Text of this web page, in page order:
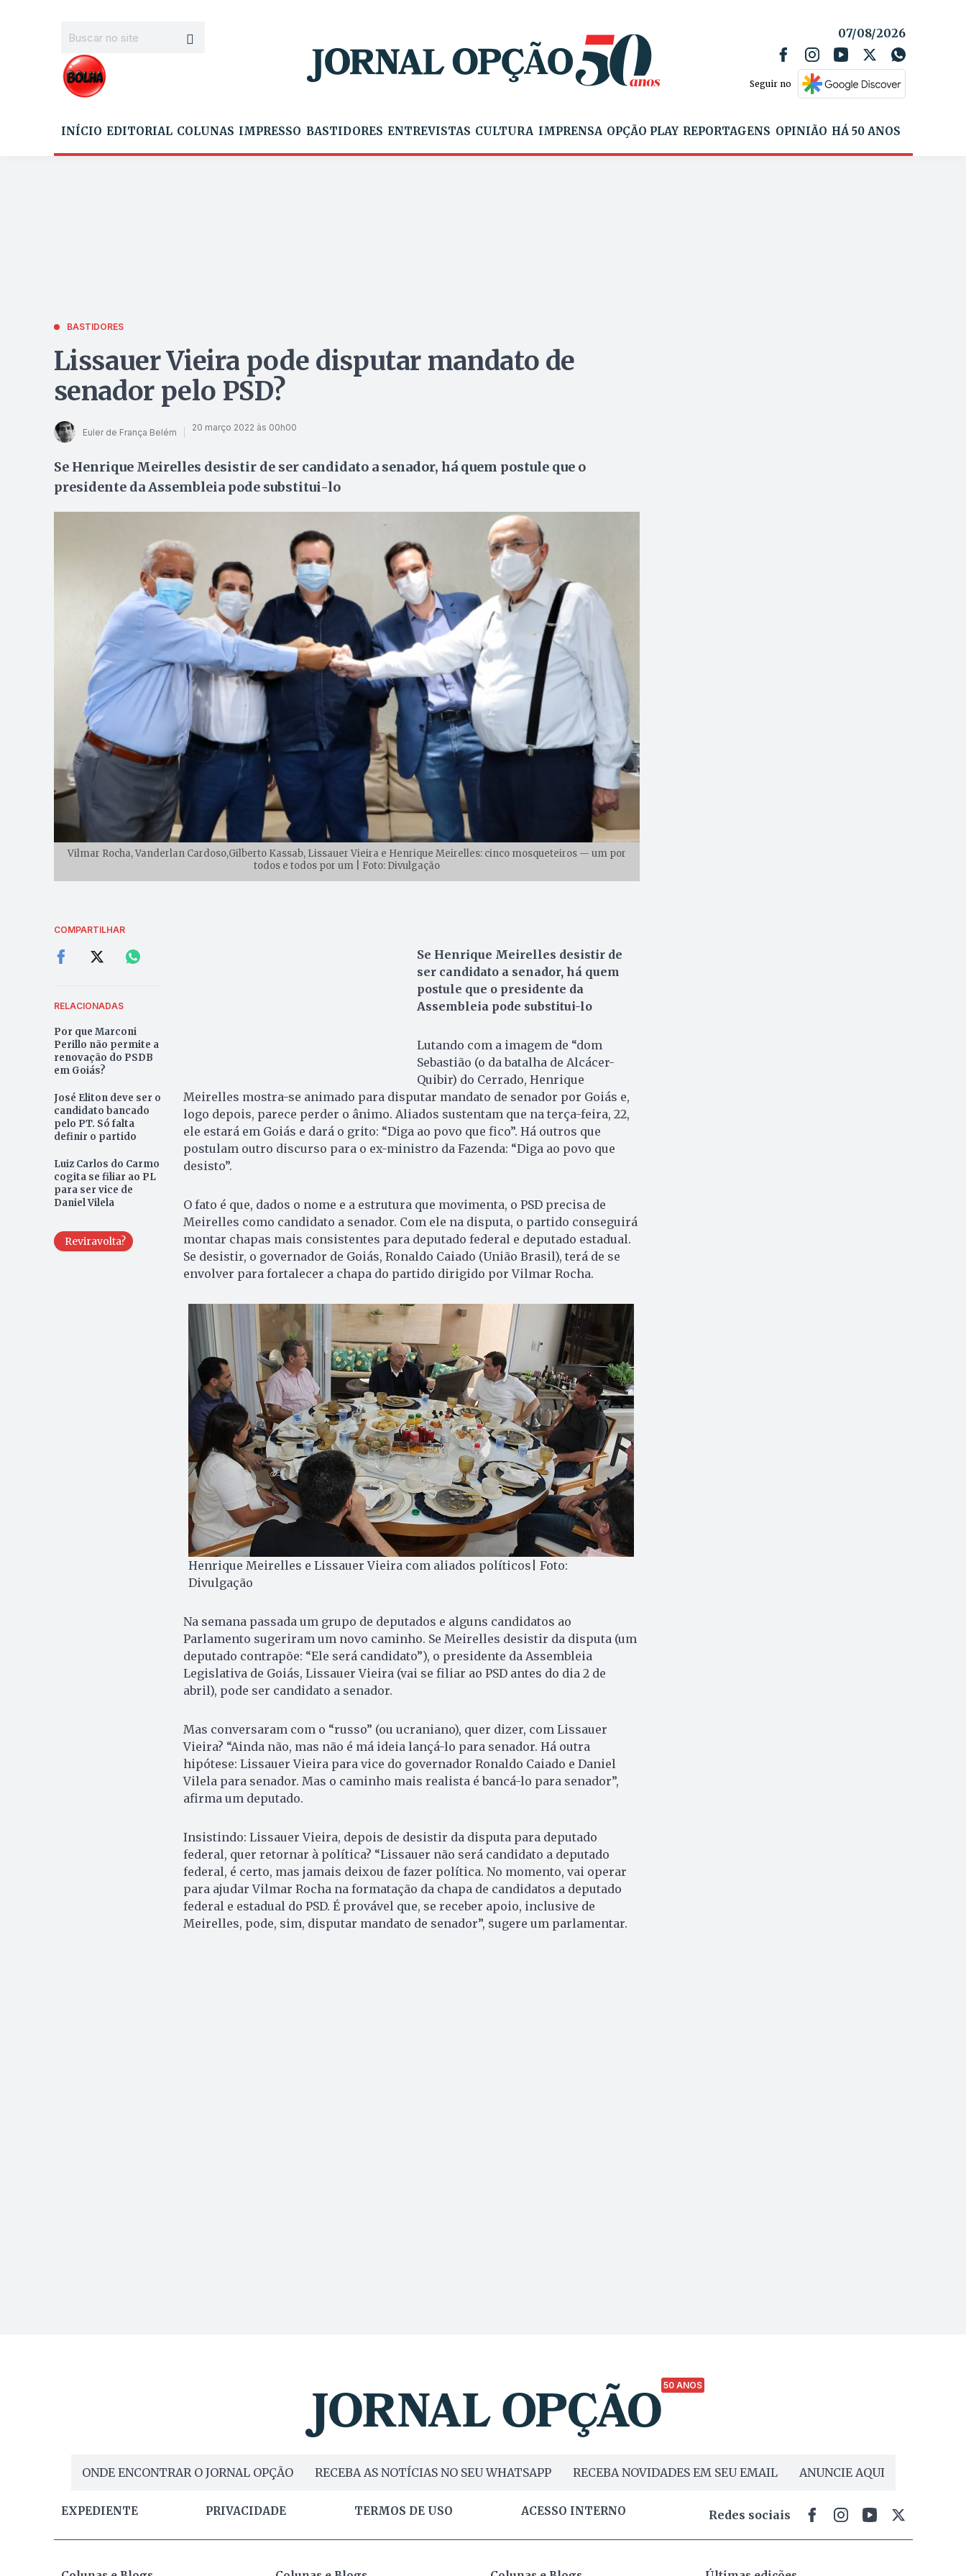
07/08/2026
Seguir no
INÍCIO EDITORIAL COLUNAS IMPRESSO BASTIDORES ENTREVISTAS CULTURA IMPRENSA OPÇÃO PLAY REPORTAGENS OPINIÃO HÁ 50 ANOS
BASTIDORES
Lissauer Vieira pode disputar mandato de
senador pelo PSD?
Euler de França Belém 20 março 2022 às 00h00
Se Henrique Meirelles desistir de ser candidato a senador, há quem postule que o
presidente da Assembleia pode substitui-lo
Vilmar Rocha, Vanderlan Cardoso,Gilberto Kassab, Lissauer Vieira e Henrique Meirelles: cinco mosqueteiros — um por
todos e todos por um | Foto: Divulgação
COMPARTILHAR
RELACIONADAS
Por que Marconi
Perillo não permite a
renovação do PSDB
em Goiás?
José Eliton deve ser o
candidato bancado
pelo PT. Só falta
definir o partido
Luiz Carlos do Carmo
cogita se filiar ao PL
para ser vice de
Daniel Vilela
Reviravolta?
Se Henrique Meirelles desistir de
ser candidato a senador, há quem
postule que o presidente da
Assembleia pode substitui-lo
Lutando com a imagem de “dom
Sebastião (o da batalha de Alcácer-
Quibir) do Cerrado, Henrique
Meirelles mostra-se animado para disputar mandato de senador por Goiás e,
logo depois, parece perder o ânimo. Aliados sustentam que na terça-feira, 22,
ele estará em Goiás e dará o grito: “Diga ao povo que fico”. Há outros que
postulam outro discurso para o ex-ministro da Fazenda: “Diga ao povo que
desisto”.
O fato é que, dados o nome e a estrutura que movimenta, o PSD precisa de
Meirelles como candidato a senador. Com ele na disputa, o partido conseguirá
montar chapas mais consistentes para deputado federal e deputado estadual.
Se desistir, o governador de Goiás, Ronaldo Caiado (União Brasil), terá de se
envolver para fortalecer a chapa do partido dirigido por Vilmar Rocha.
Henrique Meirelles e Lissauer Vieira com aliados políticos| Foto:
Divulgação
Na semana passada um grupo de deputados e alguns candidatos ao
Parlamento sugeriram um novo caminho. Se Meirelles desistir da disputa (um
deputado contrapõe: “Ele será candidato”), o presidente da Assembleia
Legislativa de Goiás, Lissauer Vieira (vai se filiar ao PSD antes do dia 2 de
abril), pode ser candidato a senador.
Mas conversaram com o “russo” (ou ucraniano), quer dizer, com Lissauer
Vieira? “Ainda não, mas não é má ideia lançá-lo para senador. Há outra
hipótese: Lissauer Vieira para vice do governador Ronaldo Caiado e Daniel
Vilela para senador. Mas o caminho mais realista é bancá-lo para senador”,
afirma um deputado.
Insistindo: Lissauer Vieira, depois de desistir da disputa para deputado
federal, quer retornar à política? “Lissauer não será candidato a deputado
federal, é certo, mas jamais deixou de fazer política. No momento, vai operar
para ajudar Vilmar Rocha na formatação da chapa de candidatos a deputado
federal e estadual do PSD. É provável que, se receber apoio, inclusive de
Meirelles, pode, sim, disputar mandato de senador”, sugere um parlamentar.
50 ANOS
ONDE ENCONTRAR O JORNAL OPÇÃO RECEBA AS NOTÍCIAS NO SEU WHATSAPP RECEBA NOVIDADES EM SEU EMAIL ANUNCIE AQUI
EXPEDIENTE PRIVACIDADE TERMOS DE USO ACESSO INTERNO Redes sociais